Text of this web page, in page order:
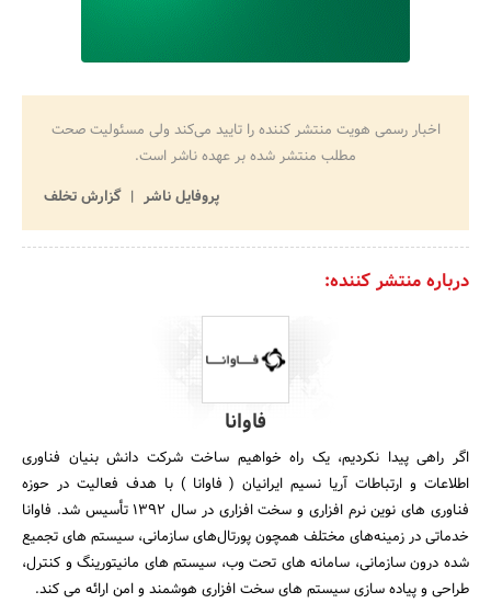
اخبار رسمی هویت منتشر کننده را تایید می‌کند ولی مسئولیت صحت
مطلب منتشر شده بر عهده ناشر است.
پروفایل ناشر
گزارش تخلف
درباره منتشر کننده:
فاوانا
اگر راهی پیدا نکردیم، یک راه خواهیم ساخت شرکت دانش بنیان فناوری
اطلاعات و ارتباطات آریا نسیم ایرانیان ( فاوانا ) با هدف فعالیت در حوزه
فناوری های نوین نرم افزاری و سخت افزاری در سال ۱۳۹۲ تأسیس شد. فاوانا
خدماتی در زمینه‌های مختلف همچون پورتال‌های سازمانی، سیستم های تجمیع
شده درون سازمانی، سامانه های تحت وب، سیستم های مانیتورینگ و کنترل،
طراحی و پیاده سازی سیستم های سخت افزاری هوشمند و امن ارائه می کند.